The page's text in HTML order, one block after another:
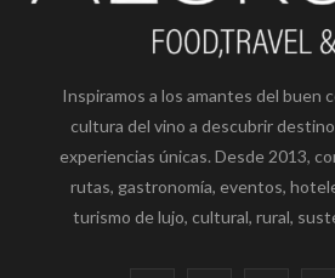
Inspiramos a los amantes del buen
cultura del vino a descubrir
experiencias únicas. Desde 2013,
rutas, gastronomía, eventos,
turismo de lujo, cultural, rural,